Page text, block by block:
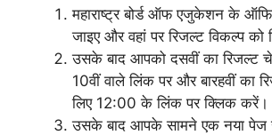
महाराष्ट्र बोर्ड ऑफ एजुकेशन के
जाइए और वहां पर रिजल्ट विकल्प को
उसके बाद आपको दसवीं का रिजल्ट
10वीं वाले लिंक पर और बारहवीं
लिए 12:00 के लिंक पर क्लिक करें।
उसके बाद आपके सामने एक नया पेज